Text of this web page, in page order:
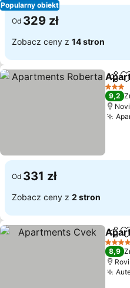
Popularny obiekt
Od 329 zł
Zobacz ceny z 14 stron
3
9,2
Od 331 zł
Zobacz ceny z 2 stron
4
8,9